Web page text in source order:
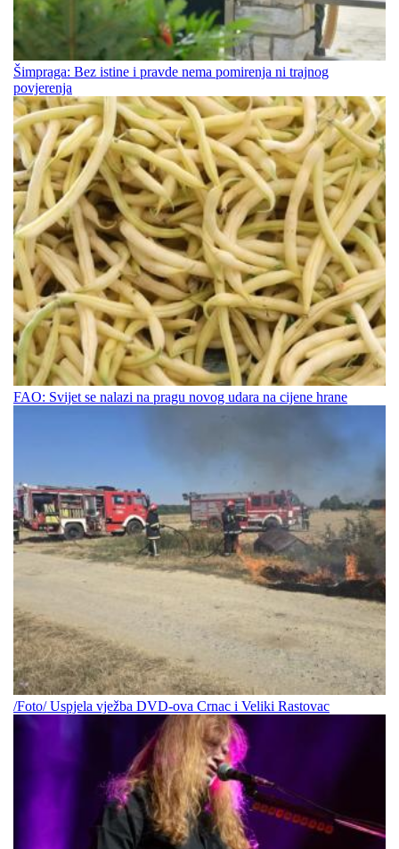
Šimpraga: Bez istine i pravde nema pomirenja ni trajnog
povjerenja
FAO: Svijet se nalazi na pragu novog udara na cijene hrane
/Foto/ Uspjela vježba DVD-ova Crnac i Veliki Rastovac